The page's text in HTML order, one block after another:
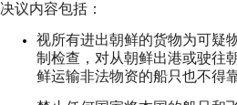
决议内容包括：
视所有进出朝鲜的货物为可疑
制检查，对从朝鲜出港或驶往
鲜运输非法物资的船只也不得靠